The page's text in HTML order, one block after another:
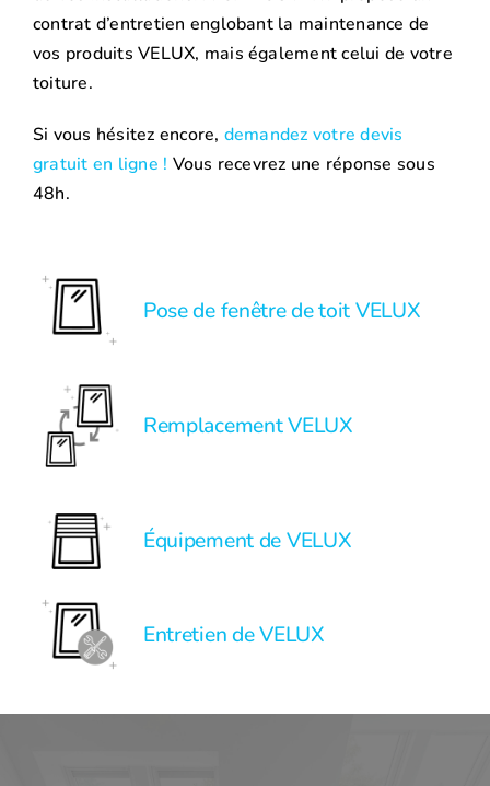
contrat d’entretien englobant la maintenance de
vos produits VELUX, mais également celui de votre
toiture.
Si vous hésitez encore, demandez votre devis
gratuit en ligne ! Vous recevrez une réponse sous
48h.
Pose de fenêtre de toit VELUX
Remplacement VELUX
Équipement de VELUX
Entretien de VELUX